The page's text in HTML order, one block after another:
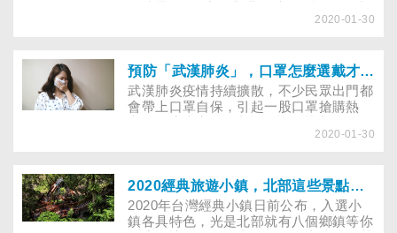
7175例，超過2003年SARS疫情當時的
疫情延燒、台灣出現首例本土個案，行政
院長蘇貞昌下令，暫停所有口罩出口1個
月，確保國人有足夠的口罩供應防疫，不
少藝人，包括大S、小S、范瑋琪等人紛
紛發文砲轟政府的管制措施，意外掀起在
狀？如何治療？搭機或搭捷運，該如何自
保？又該如何自製消毒水？
2020-01-30
預防「武漢肺炎」，口罩怎麼選戴才有效？買不到口罩，又該怎麼辦？
武漢肺炎疫情持續擴散，不少民眾出門都
會帶上口罩自保，引起一股口罩搶購熱
月。預防呼吸道疾病和飛沫傳染，戴口罩
2020-01-30
2020經典旅遊小鎮，北部這些景點你還沒去過？
2020年台灣經典小鎮日前公布，入選小
鎮各具特色，光是北部就有八個鄉鎮等你